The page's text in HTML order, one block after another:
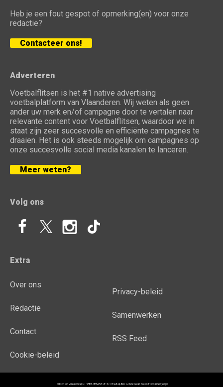
Heb je een fout gespot of opmerking(en) voor onze
redactie?
Contacteer ons!
Adverteren
Voetbalflitsen is het #1 native advertising
voetbalplatform van Vlaanderen. Wij weten als geen
ander uw merk en/of campagne door te vertalen naar
relevante content voor Voetbalflitsen, waardoor we in
staat zijn zeer succesvolle en efficiënte campagnes te
draaien. Het is ook steeds mogelijk om campagnes op
onze succesvolle social media kanalen te lanceren.
Meer weten?
Volg ons
Extra
Over ons
Redactie
Contact
Cookie-beleid
Privacy-beleid
Samenwerken
RSS Feed